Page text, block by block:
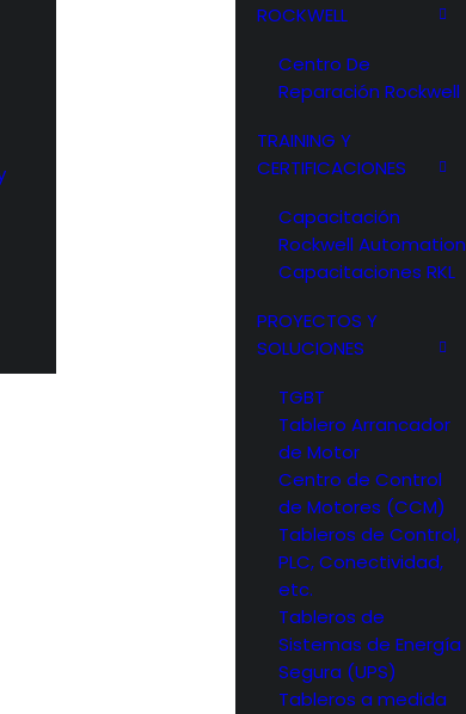
ROCKWELL
Centro De
Reparación Rockwell
TRAINING Y
CERTIFICACIONES
Capacitación
Rockwell Automation
Capacitaciones RKL
PROYECTOS Y
SOLUCIONES
TGBT
Tablero Arrancador
de Motor
Centro de Control
de Motores (CCM)
Tableros de Control,
PLC, Conectividad,
etc.
Tableros de
Sistemas de Energía
Segura (UPS)
Tableros a medida